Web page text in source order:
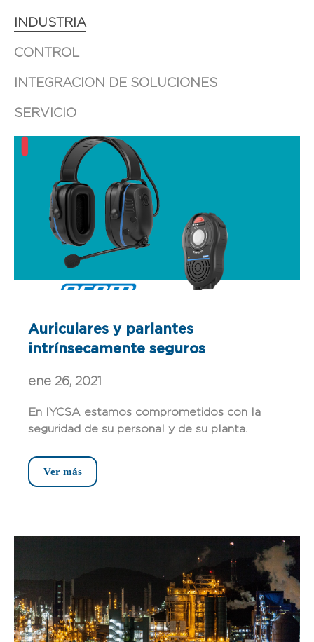
INDUSTRIA
CONTROL
INTEGRACION DE SOLUCIONES
SERVICIO
Auriculares y parlantes
intrínsecamente seguros
ene 26, 2021
En IYCSA estamos comprometidos con la
seguridad de su personal y de su planta.
Ver más